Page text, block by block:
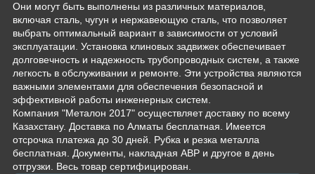
Они могут быть выполнены из различных материалов,
включая сталь, чугун и нержавеющую сталь, что позволяет
выбрать оптимальный вариант в зависимости от условий
эксплуатации. Установка клиновых задвижек обеспечивает
долговечность и надежность трубопроводных систем, а также
легкость в обслуживании и ремонте. Эти устройства являются
важными элементами для обеспечения безопасной и
эффективной работы инженерных систем.
Компания "Металон 2017" осуществляет доставку по всему
Казахстану. Доставка по Алматы бесплатная. Имеется
отсрочка платежа до 30 дней. Рубка и резка металла
бесплатная. Документы, накладная АВР и другое в день
отгрузки. Весь товар сертифицирован.